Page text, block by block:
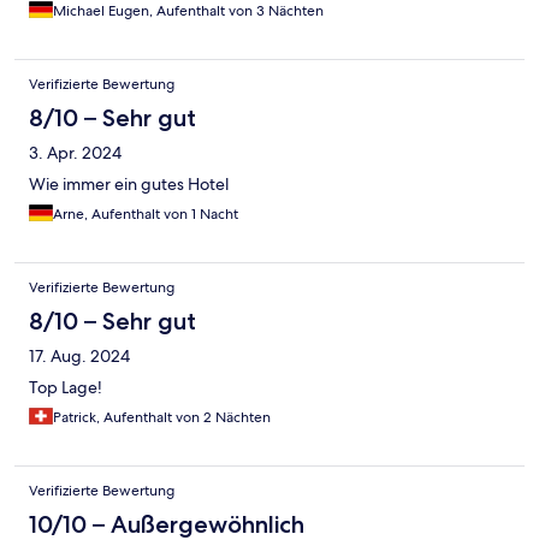
Michael Eugen, Aufenthalt von 3 Nächten
Verifizierte Bewertung
8/10 – Sehr gut
3. Apr. 2024
Wie immer ein gutes Hotel
Arne, Aufenthalt von 1 Nacht
Verifizierte Bewertung
8/10 – Sehr gut
17. Aug. 2024
Top Lage!
Patrick, Aufenthalt von 2 Nächten
Verifizierte Bewertung
10/10 – Außergewöhnlich